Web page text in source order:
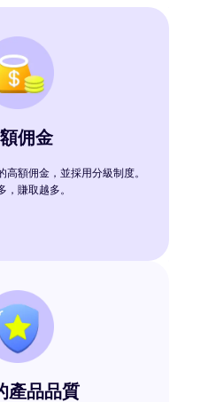
佣金
額佣金，並採用分級制度。
，賺取越多。
產品品質